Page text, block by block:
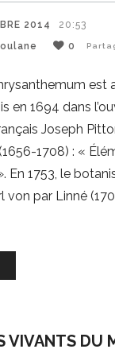
2014
20:53
0
est
en 1694 dans
Joseph
1708) : «
En 1753, le
von par Linné
VIVANTS DU